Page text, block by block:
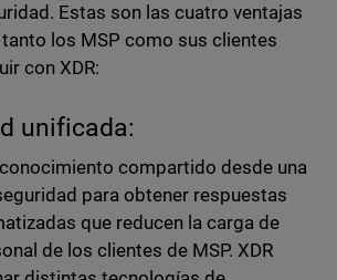
Estas son las cuatro ventajas
los MSP como sus clientes
con XDR:
unificada:
compartido desde una
para obtener respuestas
que reducen la carga de
de los clientes de MSP. XDR